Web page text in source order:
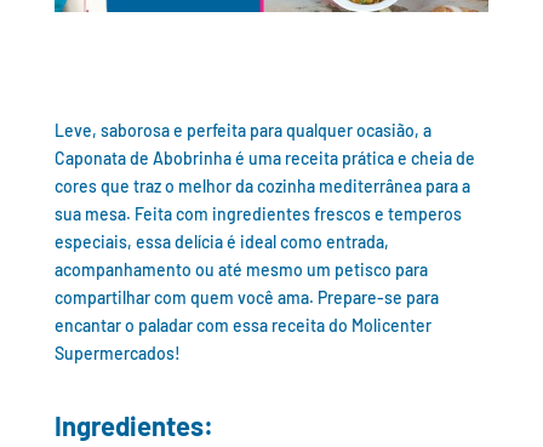
Leve, saborosa e perfeita para qualquer ocasião, a
Caponata de Abobrinha é uma receita prática e cheia de
cores que traz o melhor da cozinha mediterrânea para a
sua mesa. Feita com ingredientes frescos e temperos
especiais, essa delícia é ideal como entrada,
acompanhamento ou até mesmo um petisco para
compartilhar com quem você ama. Prepare-se para
encantar o paladar com essa receita do Molicenter
Supermercados!
Ingredientes: